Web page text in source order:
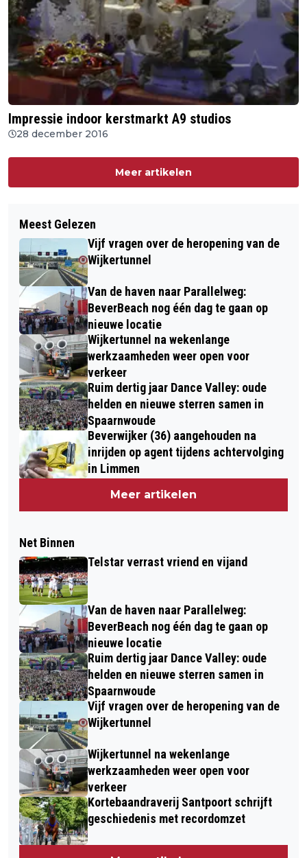
Impressie indoor kerstmarkt A9 studios
28 december 2016
Meer artikelen
Meest Gelezen
Vijf vragen over de heropening van de
Wijkertunnel
Van de haven naar Parallelweg:
BeverBeach nog één dag te gaan op
nieuwe locatie
Wijkertunnel na wekenlange
werkzaamheden weer open voor
verkeer
Ruim dertig jaar Dance Valley: oude
helden en nieuwe sterren samen in
Spaarnwoude
Beverwijker (36) aangehouden na
inrijden op agent tijdens achtervolging
in Limmen
Meer artikelen
Net Binnen
Telstar verrast vriend en vijand
Van de haven naar Parallelweg:
BeverBeach nog één dag te gaan op
nieuwe locatie
Ruim dertig jaar Dance Valley: oude
helden en nieuwe sterren samen in
Spaarnwoude
Vijf vragen over de heropening van de
Wijkertunnel
Wijkertunnel na wekenlange
werkzaamheden weer open voor
verkeer
Kortebaandraverij Santpoort schrijft
geschiedenis met recordomzet